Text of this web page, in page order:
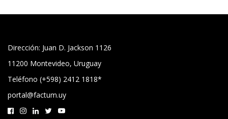
Dirección: Juan D. Jackson 1126
11200 Montevideo, Uruguay
Teléfono (+598) 2412 1818*
portal@factum.uy